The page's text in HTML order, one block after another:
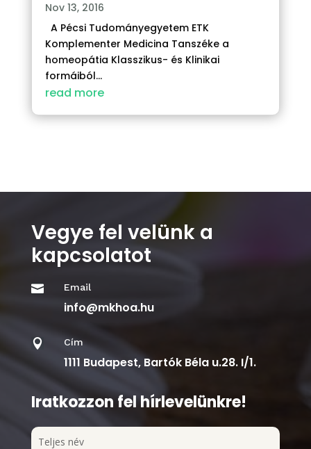
Nov 13, 2016
A Pécsi Tudományegyetem ETK
Komplementer Medicina Tanszéke a
homeopátia Klasszikus- és Klinikai
formáiból...
read more
Vegye fel velünk a
kapcsolatot
 Email
info@mkhoa.hu
 Cím
1111 Budapest, Bartók Béla u.28. I/1.
Iratkozzon fel hírlevelünkre!
Teljes név